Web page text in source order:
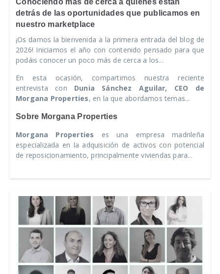
Conociendo más de cerca a quiénes están
detrás de las oportunidades que publicamos en
nuestro marketplace
¡Os damos la bienvenida a la primera entrada del blog de
2026! Iniciamos el año con contenido pensado para que
podáis conocer un poco más de cerca a los...
En esta ocasión, compartimos nuestra reciente
entrevista con Dunia Sánchez Aguilar, CEO de
Morgana Properties, en la que abordamos temas...
Sobre Morgana Properties
Morgana Properties es una empresa madrileña
especializada en la adquisición de activos con potencial
de reposicionamiento, principalmente viviendas para...